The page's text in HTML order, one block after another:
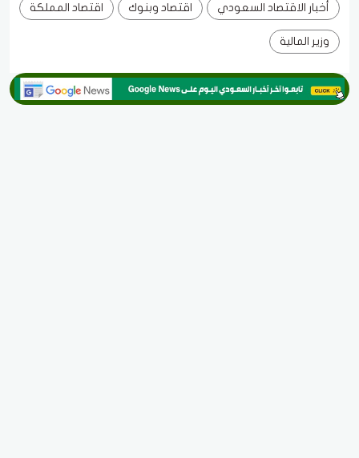
أخبار الاقتصاد السعودي اقتصاد وبنوك اقتصاد المملكة
وزير المالية